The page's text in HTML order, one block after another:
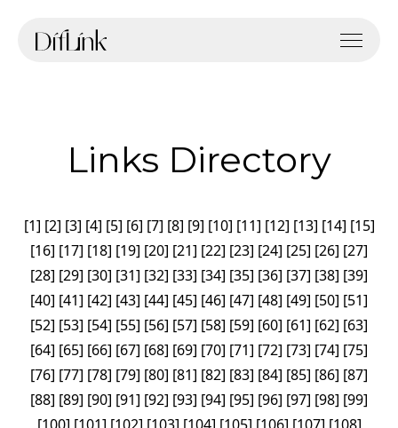
Links Directory
[1] [2] [3] [4] [5] [6] [7] [8] [9] [10] [11] [12] [13] [14] [15]
[16] [17] [18] [19] [20] [21] [22] [23] [24] [25] [26] [27]
[28] [29] [30] [31] [32] [33] [34] [35] [36] [37] [38] [39]
[40] [41] [42] [43] [44] [45] [46] [47] [48] [49] [50] [51]
[52] [53] [54] [55] [56] [57] [58] [59] [60] [61] [62] [63]
[64] [65] [66] [67] [68] [69] [70] [71] [72] [73] [74] [75]
[76] [77] [78] [79] [80] [81] [82] [83] [84] [85] [86] [87]
[88] [89] [90] [91] [92] [93] [94] [95] [96] [97] [98] [99]